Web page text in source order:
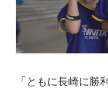
「ともに長崎に勝